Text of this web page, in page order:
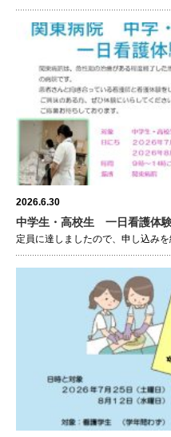
2026.6.30
中学生・高校生 一日看護体験
定員に達しましたので、申し込み